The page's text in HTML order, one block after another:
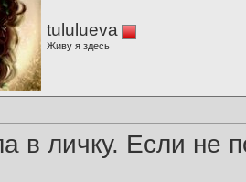
tululueva
Живу я здесь
в личку. Если не